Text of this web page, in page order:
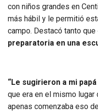
con niños grandes en
más hábil y le permitió
campo. Destacó tanto que
preparatoria en una
“Le sugirieron a mi
que era en el mismo lugar
apenas comenzaba eso